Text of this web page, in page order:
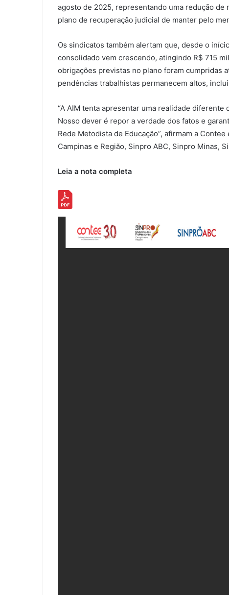
agosto de 2025, representando uma redução de
plano de recuperação judicial de manter pelo
Os sindicatos também alertam que, desde o
consolidado vem crescendo, atingindo R$ 715
obrigações previstas no plano foram cumpridas
pendências trabalhistas permanecem altos,
“A AIM tenta apresentar uma realidade
Nosso dever é repor a verdade dos fatos e
Rede Metodista de Educação”, afirmam a
Campinas e Região, Sinpro ABC, Sinpro Minas,
Leia a nota completa